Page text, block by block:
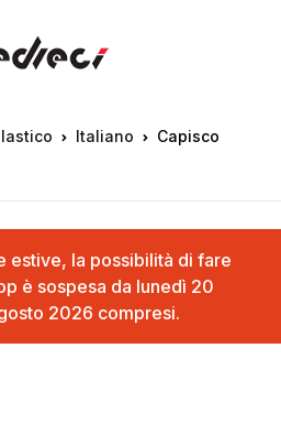
Italiano
Capisco
estive, la possibilità di fare
è sospesa da lunedì 20
2026 compresi.